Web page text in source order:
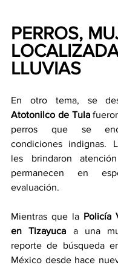
PERROS,
LLUVIAS
Atotonilco de Tula
perros que se
condiciones indignas.
les brindaron
permanecen en
evaluación.
Mientras que la Policía
en Tizayuca a una
reporte de búsqueda
México desde hace